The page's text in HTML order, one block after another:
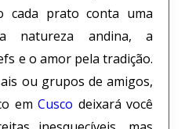
cada prato conta uma
natureza andina, a
e o amor pela tradição.
ou grupos de amigos,
em Cusco deixará você